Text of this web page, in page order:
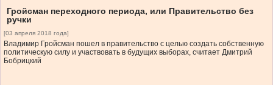
Гройсман переходного периода, или Правительство без
ручки
[03 апреля 2018 года]
Владимир Гройсман пошел в правительство с целью создать собственную
политическую силу и участвовать в будущих выборах, считает Дмитрий
Бобрицкий